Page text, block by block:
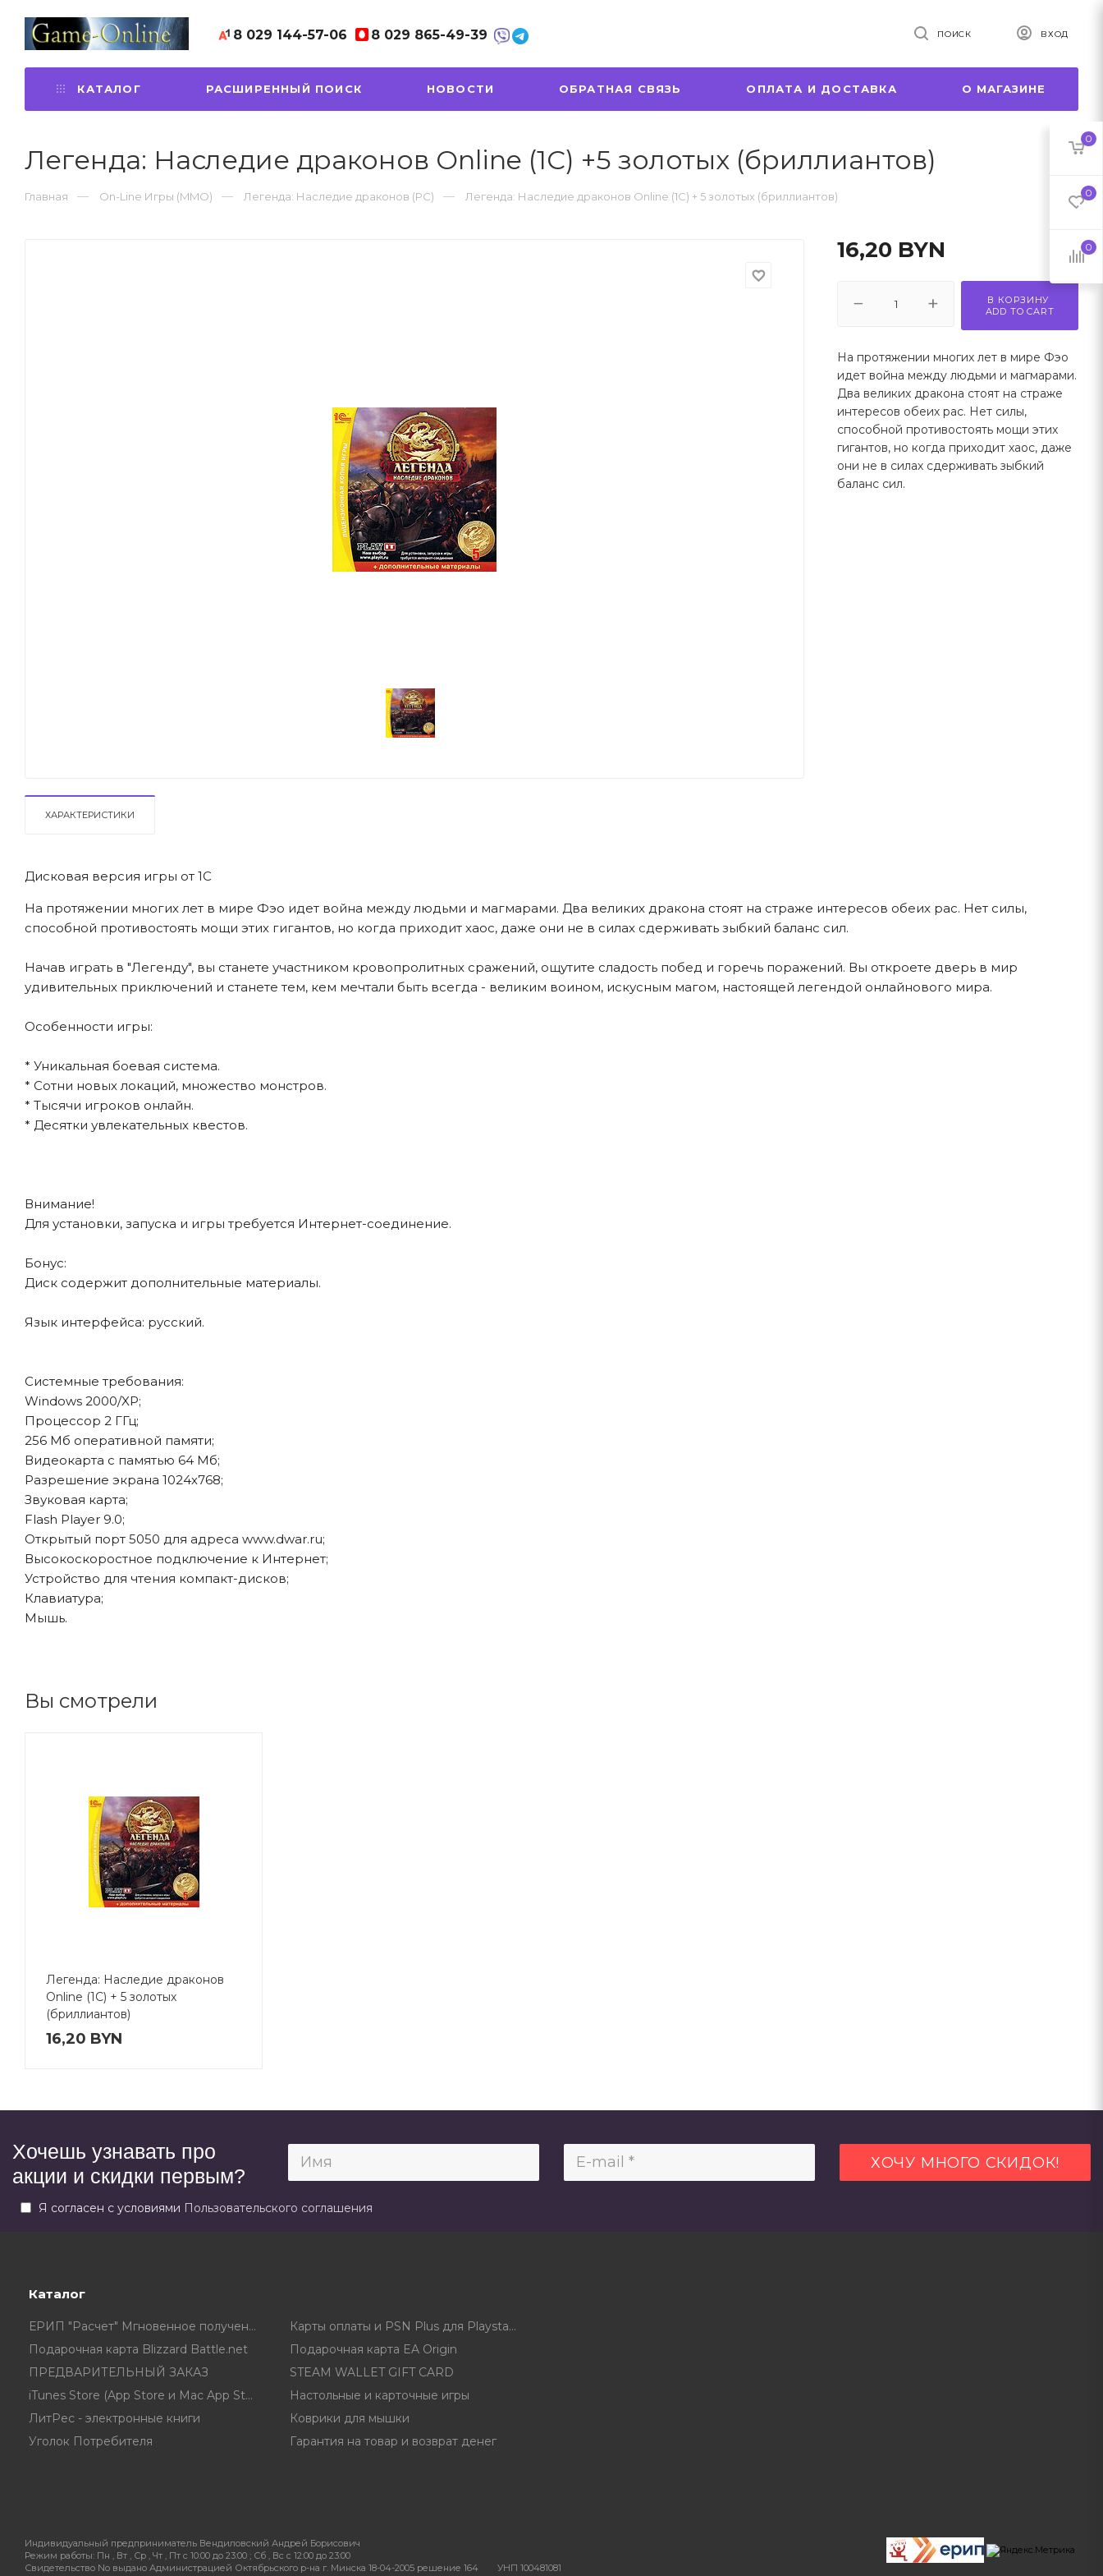
8 029 144-57-06 8 029 865-49-39 ПОИСК ВХОД
КАТАЛОГ РАСШИРЕННЫЙ ПОИСК НОВОСТИ ОБРАТНАЯ СВЯЗЬ ОПЛАТА И ДОСТАВКА О МАГАЗИНЕ
0
0
0
Легенда: Наследие драконов Online (1C) +5 золотых (бриллиантов)
Главная On-Line Игры (MMO) Легенда: Наследие драконов (PC) Легенда: Наследие драконов Online (1C) + 5 золотых (бриллиантов)
favorite_border
16,20 BYN
В КОРЗИНУ
ADD TO CART
На протяжении многих лет в мире Фэо
идет война между людьми и магмарами.
Два великих дракона стоят на страже
интересов обеих рас. Нет силы,
способной противостоять мощи этих
гигантов, но когда приходит хаос, даже
они не в силах сдерживать зыбкий
баланс сил.
ХАРАКТЕРИСТИКИ
Дисковая версия игры от 1С
На протяжении многих лет в мире Фэо идет война между людьми и магмарами. Два великих дракона стоят на страже интересов обеих рас. Нет силы,
способной противостоять мощи этих гигантов, но когда приходит хаос, даже они не в силах сдерживать зыбкий баланс сил.
Начав играть в "Легенду", вы станете участником кровопролитных сражений, ощутите сладость побед и горечь поражений. Вы откроете дверь в мир
удивительных приключений и станете тем, кем мечтали быть всегда - великим воином, искусным магом, настоящей легендой онлайнового мира.
Особенности игры:
* Уникальная боевая система.
* Сотни новых локаций, множество монстров.
* Тысячи игроков онлайн.
* Десятки увлекательных квестов.
Внимание!
Для установки, запуска и игры требуется Интернет-соединение.
Бонус:
Диск содержит дополнительные материалы.
Язык интерфейса: русский.
Системные требования:
Windows 2000/XP;
Процессор 2 ГГц;
256 Мб оперативной памяти;
Видеокарта с памятью 64 Мб;
Разрешение экрана 1024х768;
Звуковая карта;
Flash Player 9.0;
Открытый порт 5050 для адреса www.dwar.ru;
Высокоскоростное подключение к Интернет;
Устройство для чтения компакт-дисков;
Клавиатура;
Мышь.
Вы смотрели
Легенда: Наследие драконов
Online (1C) + 5 золотых
(бриллиантов)
16,20 BYN
Хочешь узнавать про
акции и скидки первым?
Я согласен с условиями Пользовательского соглашения
Каталог
ЕРИП "Расчет" Мгновенное получение ключа в чеке
Карты оплаты и PSN Plus для Playstation 5 и 4 и 3 (PSN)
Подарочная карта Blizzard Battle.net
Подарочная карта EA Origin
ПРЕДВАРИТЕЛЬНЫЙ ЗАКАЗ
STEAM WALLET GIFT CARD
iTunes Store (App Store и Mac App Store) Gift Card
Настольные и карточные игры
ЛитРес - электронные книги
Коврики для мышки
Уголок Потребителя
Гарантия на товар и возврат денег
Индивидуальный предприниматель Вендиловский Андрей Борисович
Режим работы: Пн , Вт , Ср , Чт , Пт c 10:00 до 23:00 ; Сб , Вс c 12:00 до 23:00
Свидетельство No выдано Администрацией Октябрьского р-на г. Минска 18-04-2005 решение 164
УНП 100481081